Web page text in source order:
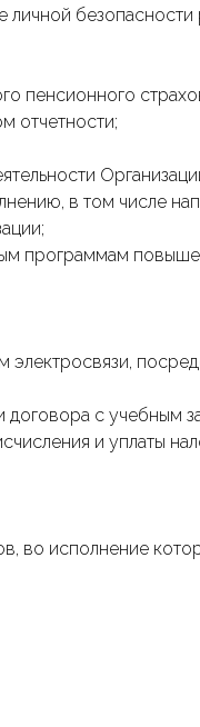
безопасности
пенсионного
отчетности;
в том числе
программам
электросвязи,
договора с учебным
и уплаты
во исполнение